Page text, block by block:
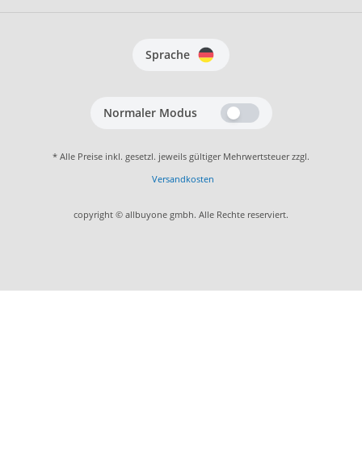
Sprache
Normaler Modus
* Alle Preise inkl. gesetzl. jeweils gültiger Mehrwertsteuer zzgl.
Versandkosten
copyright © allbuyone gmbh. Alle Rechte reserviert.